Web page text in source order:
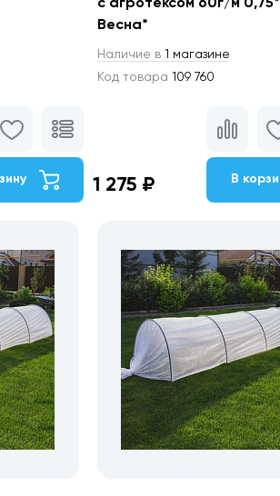
Весна*
Наличие в1 магазине
Код товара 109 760
1 275 ₽ В